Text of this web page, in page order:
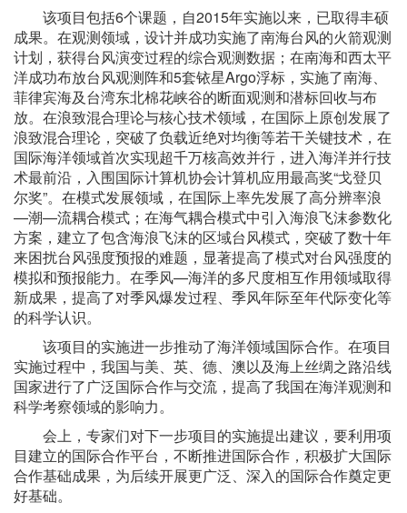
该项目包括6个课题，自2015年实施以来，已取得丰硕
成果。在观测领域，设计并成功实施了南海台风的火箭观测
计划，获得台风演变过程的综合观测数据；在南海和西太平
洋成功布放台风观测阵和5套铱星Argo浮标，实施了南海、
菲律宾海及台湾东北棉花峡谷的断面观测和潜标回收与布
放。在浪致混合理论与核心技术领域，在国际上原创发展了
浪致混合理论，突破了负载近绝对均衡等若干关键技术，在
国际海洋领域首次实现超千万核高效并行，进入海洋并行技
术最前沿，入围国际计算机协会计算机应用最高奖“戈登贝
尔奖”。在模式发展领域，在国际上率先发展了高分辨率浪
—潮—流耦合模式；在海气耦合模式中引入海浪飞沫参数化
方案，建立了包含海浪飞沫的区域台风模式，突破了数十年
来困扰台风强度预报的难题，显著提高了模式对台风强度的
模拟和预报能力。在季风—海洋的多尺度相互作用领域取得
新成果，提高了对季风爆发过程、季风年际至年代际变化等
的科学认识。
该项目的实施进一步推动了海洋领域国际合作。在项目
实施过程中，我国与美、英、德、澳以及海上丝绸之路沿线
国家进行了广泛国际合作与交流，提高了我国在海洋观测和
科学考察领域的影响力。
会上，专家们对下一步项目的实施提出建议，要利用项
目建立的国际合作平台，不断推进国际合作，积极扩大国际
合作基础成果，为后续开展更广泛、深入的国际合作奠定更
好基础。